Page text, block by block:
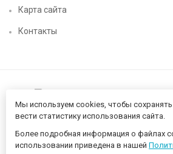
Карта сайта
Контакты
Нижегородский цифровой CHIP52 -
Мы используем cookies, чтобы
вести статистику использования сайта.
Более подробная информация о файлах
использовании приведена в нашей